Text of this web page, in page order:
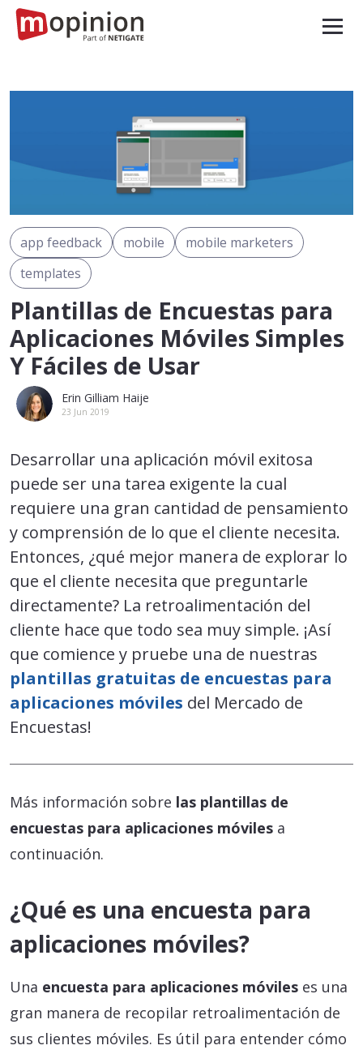
app feedback mobile
mobile marketers
templates
Plantillas de Encuestas para
Aplicaciones Móviles Simples
Y Fáciles de Usar
Erin Gilliam Haije
23 Jun 2019
Desarrollar una aplicación móvil exitosa
puede ser una tarea exigente la cual
requiere una gran cantidad de pensamiento
y comprensión de lo que el cliente necesita.
Entonces, ¿qué mejor manera de explorar lo
que el cliente necesita que preguntarle
directamente? La retroalimentación del
cliente hace que todo sea muy simple. ¡Así
que comience y pruebe una de nuestras
plantillas gratuitas de encuestas para
aplicaciones móviles del Mercado de
Encuestas!
Más información sobre las plantillas de
encuestas para aplicaciones móviles a
continuación.
¿Qué es una encuesta para
aplicaciones móviles?
Una encuesta para aplicaciones móviles es una
gran manera de recopilar retroalimentación de
sus clientes móviles. Es útil para entender cómo